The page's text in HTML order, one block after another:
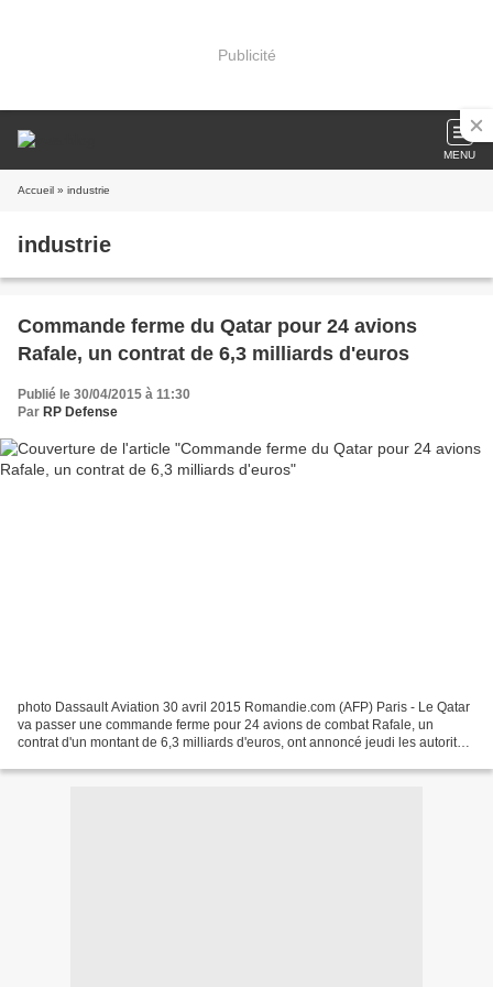
Publicité
MENU
Accueil » industrie
industrie
Commande ferme du Qatar pour 24 avions
Rafale, un contrat de 6,3 milliards d'euros
Publié le 30/04/2015 à 11:30
Par RP Defense
photo Dassault Aviation 30 avril 2015 Romandie.com (AFP) Paris - Le Qatar
va passer une commande ferme pour 24 avions de combat Rafale, un
contrat d'un montant de 6,3 milliards d'euros, ont annoncé jeudi les autorités